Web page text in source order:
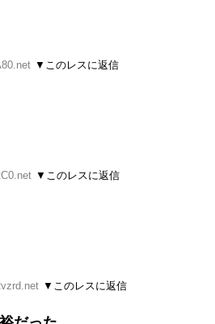
▼このレスに返信
▼このレスに返信
▼このレスに返信